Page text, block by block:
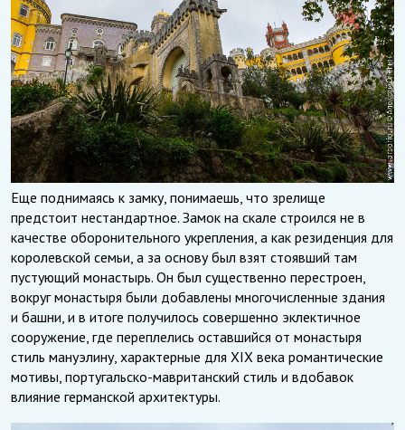
Еще поднимаясь к замку, понимаешь, что зрелище
предстоит нестандартное. Замок на скале строился не в
качестве оборонительного укрепления, а как резиденция для
королевской семьи, а за основу был взят стоявший там
пустующий монастырь. Он был существенно перестроен,
вокруг монастыря были добавлены многочисленные здания
и башни, и в итоге получилось совершенно эклектичное
сооружение, где переплелись оставшийся от монастыря
стиль мануэлину, характерные для XIX века романтические
мотивы, португальско-мавританский стиль и вдобавок
влияние германской архитектуры.